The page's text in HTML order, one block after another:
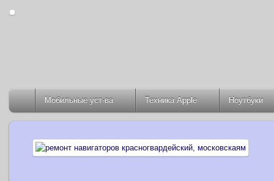
Мобильные уст-ва Техника Apple Ноутбуки